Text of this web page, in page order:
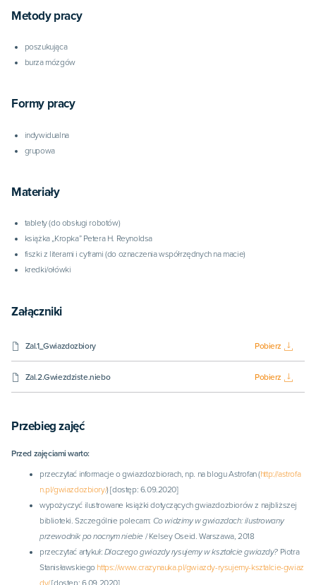
Metody pracy
poszukująca
burza mózgów
Formy pracy
indywidualna
grupowa
Materiały
tablety (do obsługi robotów)
książka „Kropka” Petera H. Reynoldsa
fiszki z literami i cyframi (do oznaczenia współrzędnych na macie)
kredki/ołówki
Załączniki
Zal.1_Gwiazdozbiory Pobierz
Zal.2.Gwiezdziste.niebo Pobierz
Przebieg zajęć
Przed zajęciami warto:
przeczytać informacje o gwiazdozbiorach, np. na blogu Astrofan (http://astrofa
n.pl/gwiazdozbiory/) [dostęp: 6.09.2020]
wypożyczyć ilustrowane książki dotyczących gwiazdozbiorów z najbliższej
biblioteki. Szczególnie polecam: Co widzimy w gwiazdach: ilustrowany
przewodnik po nocnym niebie/ Kelsey Oseid. Warszawa, 2018
przeczytać artykuł: Dlaczego gwiazdy rysujemy w kształcie gwiazdy? Piotra
Stanisławskiego https://www.crazynauka.pl/gwiazdy-rysujemy-ksztalcie-gwiaz
dy/[dostęp: 6.09.2020]